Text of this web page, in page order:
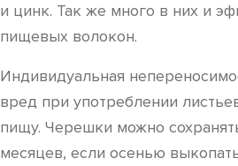
и цинк. Так же много в них и
пищевых волокон.
Индивидуальная
вред при употреблении
пищу. Черешки можно
месяцев, если осенью